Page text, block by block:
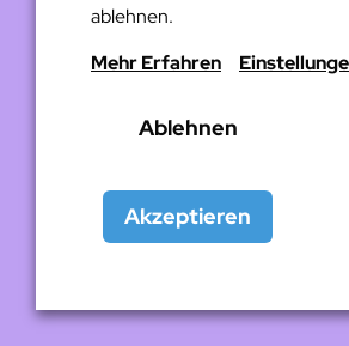
ablehnen.
Mehr Erfahren
Ablehnen
Akzeptieren